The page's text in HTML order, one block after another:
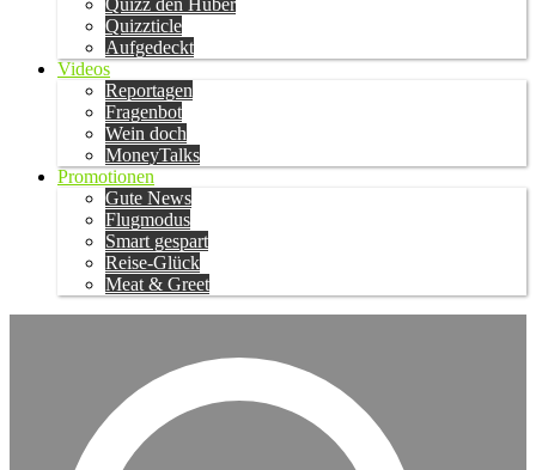
Quizz den Huber
Quizzticle
Aufgedeckt
Videos
Reportagen
Fragenbot
Wein doch
MoneyTalks
Promotionen
Gute News
Flugmodus
Smart gespart
Reise-Glück
Meat & Greet